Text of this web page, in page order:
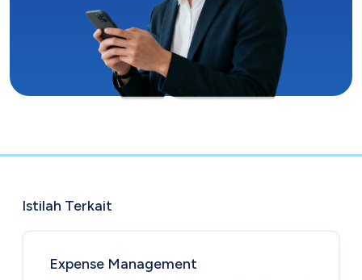
Istilah Terkait
Expense Management